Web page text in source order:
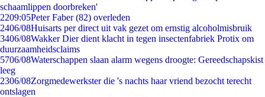
schaamlippen doorbreken'
2209:05Peter Faber (82) overleden
2406/08Huisarts per direct uit vak gezet om ernstig alcoholmisbruik
3406/08Wakker Dier dient klacht in tegen insectenfabriek Protix om
duurzaamheidsclaims
5706/08Waterschappen slaan alarm wegens droogte: Gereedschapskist
leeg
2306/08Zorgmedewerkster die 's nachts haar vriend bezocht terecht
ontslagen